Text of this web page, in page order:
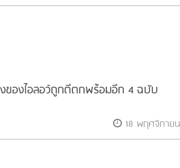
ของไอลอว์ถูกตีตกพร้อมอีก 4 ฉบับ
18 พฤศจิกาย